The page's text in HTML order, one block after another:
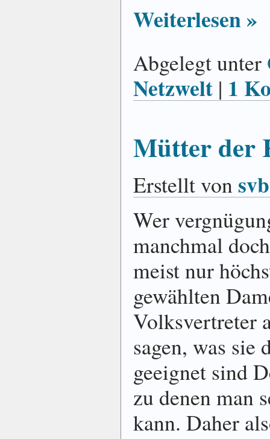
Weiterlesen »
Abgelegt unter
Netzwelt | 1
Mütter der
Erstellt vonsvb
Wer
manchmal
meist nur
gewählten
Volksvertreter
sagen, was sie
geeignet sind
zu denen man
kann. Daher